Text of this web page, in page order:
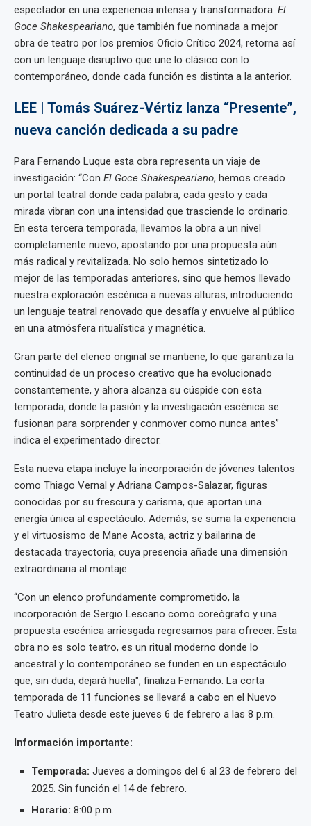
espectador en una experiencia intensa y transformadora. El
Goce Shakespeariano, que también fue nominada a mejor
obra de teatro por los premios Oficio Crítico 2024, retorna así
con un lenguaje disruptivo que une lo clásico con lo
contemporáneo, donde cada función es distinta a la anterior.
LEE | Tomás Suárez-Vértiz lanza “Presente”,
nueva canción dedicada a su padre
Para Fernando Luque esta obra representa un viaje de
investigación: “Con El Goce Shakespeariano, hemos creado
un portal teatral donde cada palabra, cada gesto y cada
mirada vibran con una intensidad que trasciende lo ordinario.
En esta tercera temporada, llevamos la obra a un nivel
completamente nuevo, apostando por una propuesta aún
más radical y revitalizada. No solo hemos sintetizado lo
mejor de las temporadas anteriores, sino que hemos llevado
nuestra exploración escénica a nuevas alturas, introduciendo
un lenguaje teatral renovado que desafía y envuelve al público
en una atmósfera ritualística y magnética.
Gran parte del elenco original se mantiene, lo que garantiza la
continuidad de un proceso creativo que ha evolucionado
constantemente, y ahora alcanza su cúspide con esta
temporada, donde la pasión y la investigación escénica se
fusionan para sorprender y conmover como nunca antes”
indica el experimentado director.
Esta nueva etapa incluye la incorporación de jóvenes talentos
como Thiago Vernal y Adriana Campos-Salazar, figuras
conocidas por su frescura y carisma, que aportan una
energía única al espectáculo. Además, se suma la experiencia
y el virtuosismo de Mane Acosta, actriz y bailarina de
destacada trayectoria, cuya presencia añade una dimensión
extraordinaria al montaje.
“Con un elenco profundamente comprometido, la
incorporación de Sergio Lescano como coreógrafo y una
propuesta escénica arriesgada regresamos para ofrecer. Esta
obra no es solo teatro, es un ritual moderno donde lo
ancestral y lo contemporáneo se funden en un espectáculo
que, sin duda, dejará huella", finaliza Fernando. La corta
temporada de 11 funciones se llevará a cabo en el Nuevo
Teatro Julieta desde este jueves 6 de febrero a las 8 p.m.
Información importante:
Temporada: Jueves a domingos del 6 al 23 de febrero del
2025. Sin función el 14 de febrero.
Horario: 8:00 p.m.